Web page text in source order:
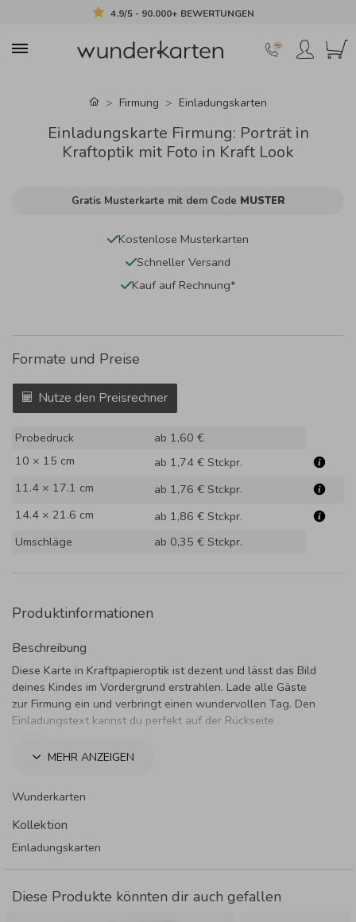
4.9/5 - 90.000+ BEWERTUNGEN
Firmung Einladungskarten
Einladungskarte Firmung: Porträt in
Kraftoptik mit Foto in Kraft Look
Gratis Musterkarte mit dem Code MUSTER
Kostenlose Musterkarten
Schneller Versand
Kauf auf Rechnung*
Formate und Preise
Nutze den Preisrechner
Probedruck
ab 1,60 €
10 × 15 cm
ab 1,74 € Stckpr.
11.4 × 17.1 cm
ab 1,76 € Stckpr.
14.4 × 21.6 cm
ab 1,86 € Stckpr.
Umschläge
ab 0,35 € Stckpr.
Produktinformationen
Beschreibung
Diese Karte in Kraftpapieroptik ist dezent und lässt das Bild
deines Kindes im Vordergrund erstrahlen. Lade alle Gäste
zur Firmung ein und verbringt einen wundervollen Tag. Den
Einladungstext kannst du perfekt auf der Rückseite
MEHR ANZEIGEN
Wunderkarten
Kollektion
Einladungskarten
Diese Produkte könnten dir auch gefallen